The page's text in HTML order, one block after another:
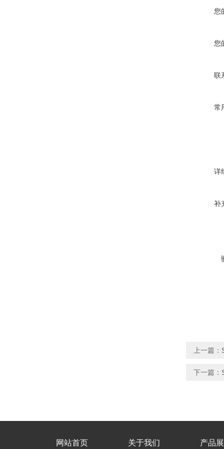
您
您
联
常
详
补
上一篇：
下一篇：
网站首页 关于我们 产品